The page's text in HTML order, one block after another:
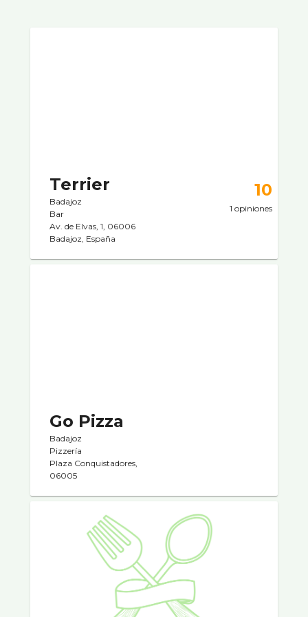
Terrier
Badajoz
Bar
Av. de Elvas, 1, 06006
Badajoz, España
10
1 opiniones
Go Pizza
Badajoz
Pizzerí­a
Plaza Conquistadores,
06005